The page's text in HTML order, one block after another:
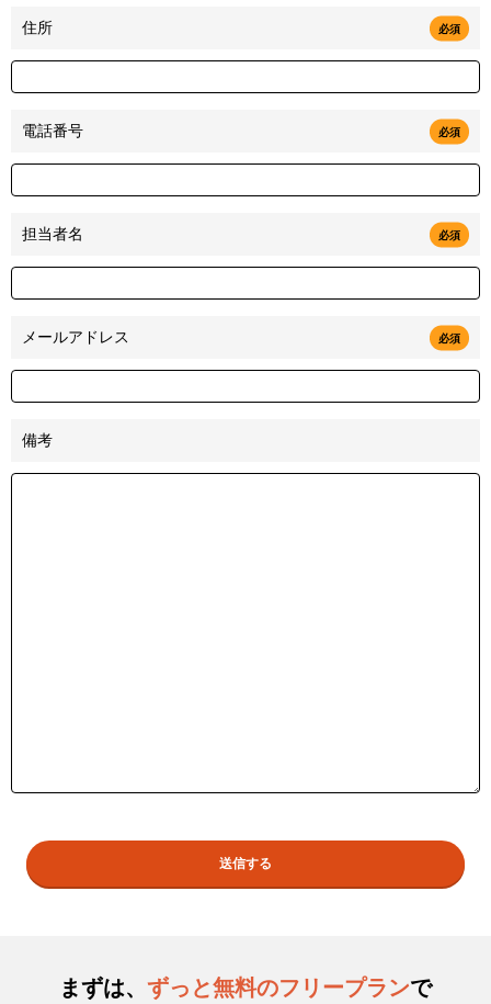
住所 必須
電話番号 必須
担当者名 必須
メールアドレス 必須
備考
まずは、 ずっと無料のフリープランで